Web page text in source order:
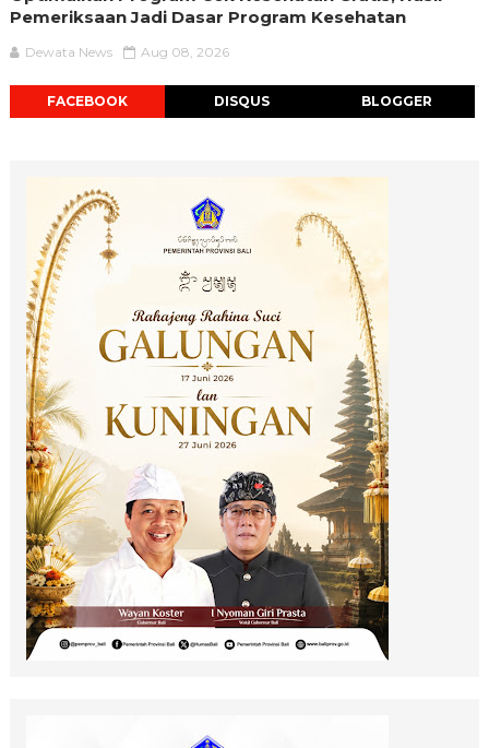
Pemeriksaan Jadi Dasar Program Kesehatan
Dewata News Aug 08, 2026
FACEBOOK DISQUS BLOGGER